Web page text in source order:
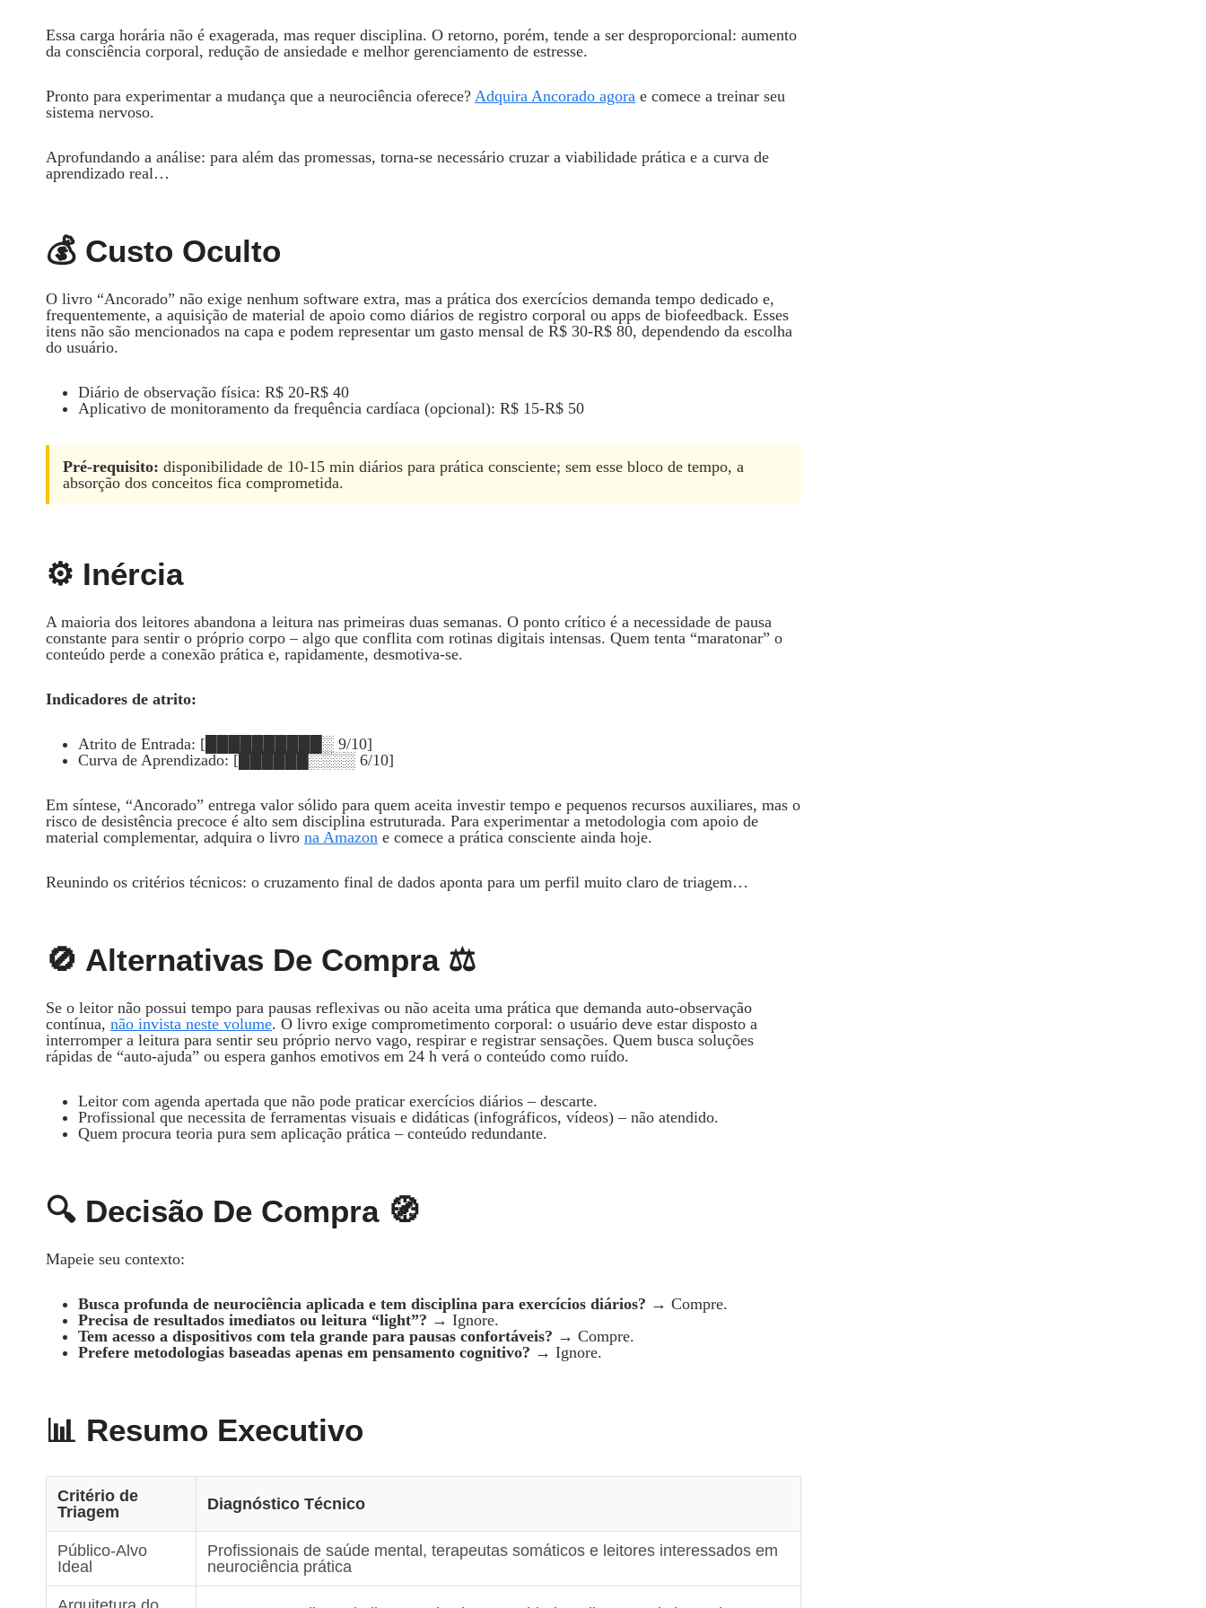
Essa carga horária não é exagerada, mas requer disciplina. O retorno, porém, tende a ser desproporcional: aumento
da consciência corporal, redução de ansiedade e melhor gerenciamento de estresse.
Pronto para experimentar a mudança que a neurociência oferece? Adquira Ancorado agora e comece a treinar seu
sistema nervoso.
Aprofundando a análise: para além das promessas, torna‑se necessário cruzar a viabilidade prática e a curva de
aprendizado real…
💰 Custo Oculto
O livro “Ancorado” não exige nenhum software extra, mas a prática dos exercícios demanda tempo dedicado e,
frequentemente, a aquisição de material de apoio como diários de registro corporal ou apps de biofeedback. Esses
itens não são mencionados na capa e podem representar um gasto mensal de R$ 30‑R$ 80, dependendo da escolha
do usuário.
Diário de observação física: R$ 20‑R$ 40
Aplicativo de monitoramento da frequência cardíaca (opcional): R$ 15‑R$ 50
Pré‑requisito: disponibilidade de 10‑15 min diários para prática consciente; sem esse bloco de tempo, a
absorção dos conceitos fica comprometida.
⚙️ Inércia
A maioria dos leitores abandona a leitura nas primeiras duas semanas. O ponto crítico é a necessidade de pausa
constante para sentir o próprio corpo – algo que conflita com rotinas digitais intensas. Quem tenta “maratonar” o
conteúdo perde a conexão prática e, rapidamente, desmotiva‑se.
Indicadores de atrito:
Atrito de Entrada: [██████████░ 9/10]
Curva de Aprendizado: [██████░░░░ 6/10]
Em síntese, “Ancorado” entrega valor sólido para quem aceita investir tempo e pequenos recursos auxiliares, mas o
risco de desistência precoce é alto sem disciplina estruturada. Para experimentar a metodologia com apoio de
material complementar, adquira o livro na Amazon e comece a prática consciente ainda hoje.
Reunindo os critérios técnicos: o cruzamento final de dados aponta para um perfil muito claro de triagem…
🚫 Alternativas De Compra ⚖️
Se o leitor não possui tempo para pausas reflexivas ou não aceita uma prática que demanda auto‑observação
contínua, não invista neste volume. O livro exige comprometimento corporal: o usuário deve estar disposto a
interromper a leitura para sentir seu próprio nervo vago, respirar e registrar sensações. Quem busca soluções
rápidas de “auto‑ajuda” ou espera ganhos emotivos em 24 h verá o conteúdo como ruído.
Leitor com agenda apertada que não pode praticar exercícios diários – descarte.
Profissional que necessita de ferramentas visuais e didáticas (infográficos, vídeos) – não atendido.
Quem procura teoria pura sem aplicação prática – conteúdo redundante.
🔍 Decisão De Compra 🧭
Mapeie seu contexto:
Busca profunda de neurociência aplicada e tem disciplina para exercícios diários? → Compre.
Precisa de resultados imediatos ou leitura “light”? → Ignore.
Tem acesso a dispositivos com tela grande para pausas confortáveis? → Compre.
Prefere metodologias baseadas apenas em pensamento cognitivo? → Ignore.
📊 Resumo Executivo
Critério de
Triagem
Diagnóstico Técnico
Público‑Alvo
Ideal
Profissionais de saúde mental, terapeutas somáticos e leitores interessados em
neurociência prática